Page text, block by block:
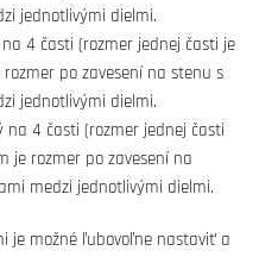
jednotlivými dielmi.
4 časti (rozmer jednej časti je
po zavesení na stenu s
jednotlivými dielmi.
na 4 časti (rozmer jednej časti
je rozmer po zavesení na
medzi jednotlivými dielmi.
je možné ľubovoľne nastaviť a